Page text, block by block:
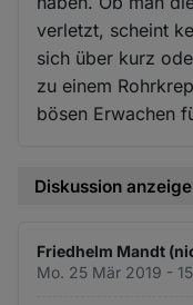
verletzt, scheint
sich über kurz
zu einem
bösen Erwachen
Diskussion
Friedhelm Mandt
Mo. 25 Mär 2019 -